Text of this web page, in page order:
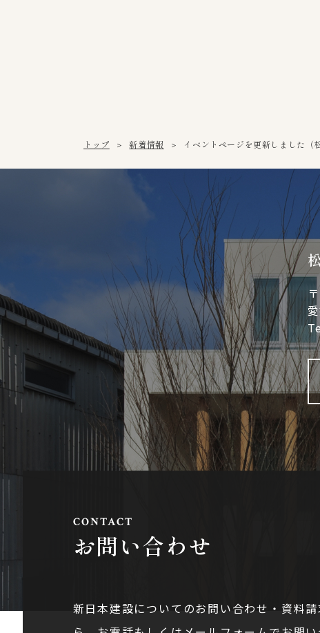
トップ 新着情報 イベントページを更新しました（
お問い合わせ
新日本建設についてのお問い合わせ・資料